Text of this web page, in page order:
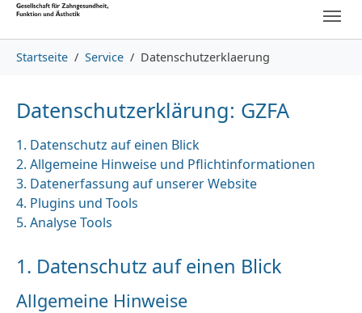
Skip to main content
Skip to page footer
Startseite Service Datenschutzerklaerung
Datenschutzerklärung: GZFA
1. Datenschutz auf einen Blick
2. Allgemeine Hinweise und Pflichtinformationen
3. Datenerfassung auf unserer Website
4. Plugins und Tools
5. Analyse Tools
1. Datenschutz auf einen Blick
Allgemeine Hinweise